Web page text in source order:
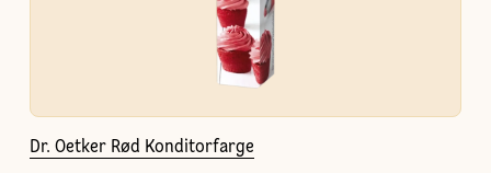
Dr. Oetker Rød Konditorfarge